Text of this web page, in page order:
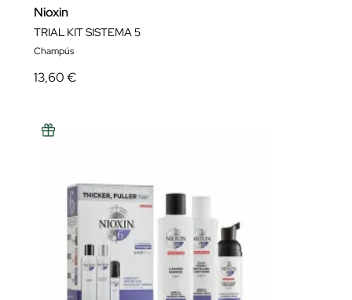
Nioxin
TRIAL KIT SISTEMA 5
Champús
13,60 €